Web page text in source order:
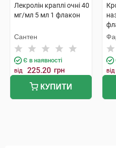
Лекролін краплі очні 40
мг/мл 5 мл 1 флакон
Сантен
Є в наявності
від 225.20 грн
КУПИТИ
від